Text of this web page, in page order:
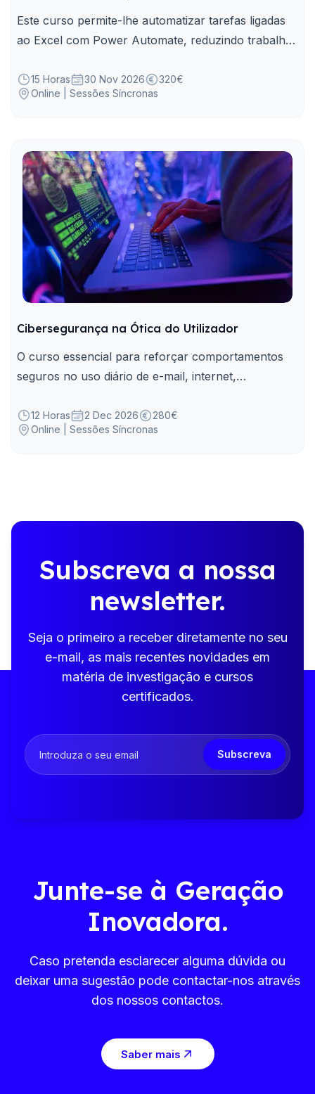
Este curso permite-lhe automatizar tarefas ligadas
ao Excel com Power Automate, reduzindo trabalho
15 Horas 30 Nov 2026
320€
Online | Sessões Síncronas
Cibersegurança na Ótica do Utilizador
O curso essencial para reforçar comportamentos
seguros no uso diário de e-mail, internet,
12 Horas 2 Dec 2026
280€
Online | Sessões Síncronas
Subscreva a nossa
newsletter.
Seja o primeiro a receber diretamente no seu
e-mail, as mais recentes novidades em
matéria de investigação e cursos
certificados.
Subscreva
Junte-se à Geração
Inovadora.
Caso pretenda esclarecer alguma dúvida ou
deixar uma sugestão pode contactar-nos através
dos nossos contactos.
Saber mais